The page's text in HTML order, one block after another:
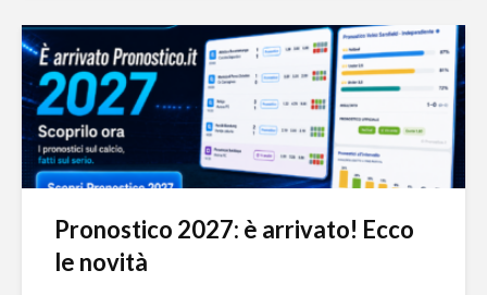
Pronostico 2027: è arrivato! Ecco
le novità